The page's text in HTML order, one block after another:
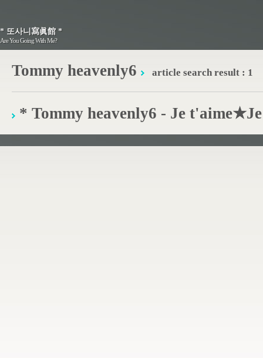
* 또사니寫眞館 *
Are You Going With Me?
* 또사니寫眞館 *
Are You Going With Me?
Tommy heavenly6 article search result : 1
* Tommy heavenly6 - Je